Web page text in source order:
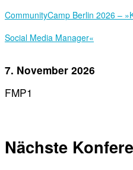
Community­Camp Berlin 2026 –
Social Media Manager«
7. November 2026
FMP1
Nächste